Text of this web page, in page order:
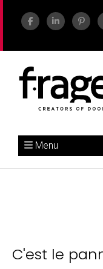
Menu
C'est le